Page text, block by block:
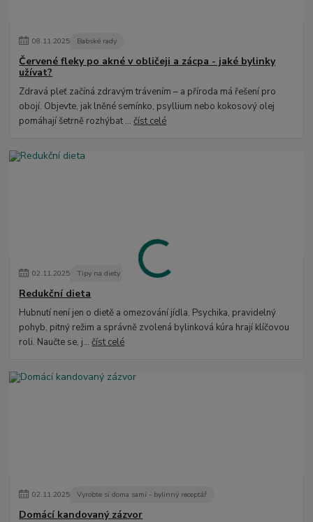
08.11.2025 Babské rady
Červené fleky po akné v obličeji a zácpa - jaké bylinky
užívat?
Zdravá pleť začíná zdravým trávením – a příroda má řešení pro
obojí. Objevte, jak lněné semínko, psyllium nebo kokosový olej
pomáhají šetrně rozhýbat ...číst celé
02.11.2025 Tipy na diety
Redukční dieta
Hubnutí není jen o dietě a omezování jídla. Psychika, pravidelný
pohyb, pitný režim a správně zvolená bylinková kúra hrají klíčovou
roli. Naučte se, j...číst celé
02.11.2025 Vyrobte si doma sami - bylinný receptář
Domácí kandovaný zázvor